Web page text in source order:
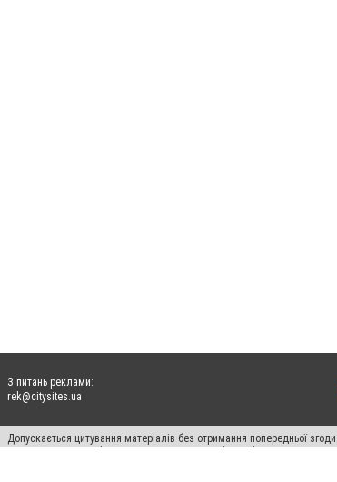
З питань реклами:
rek@citysites.ua
Допускається цитування матеріалів без отримання попередньої
пошукових систем гіперпосилання на цитовані статті не нижче